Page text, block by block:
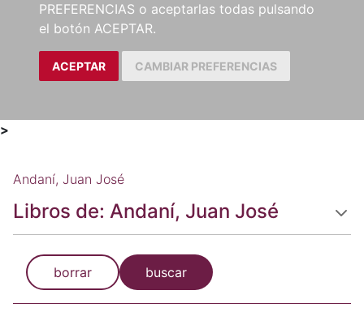
PREFERENCIAS o aceptarlas todas pulsando
el botón ACEPTAR.
ACEPTAR CAMBIAR PREFERENCIAS
>
Andaní, Juan José
Libros de: Andaní, Juan José
borrar buscar